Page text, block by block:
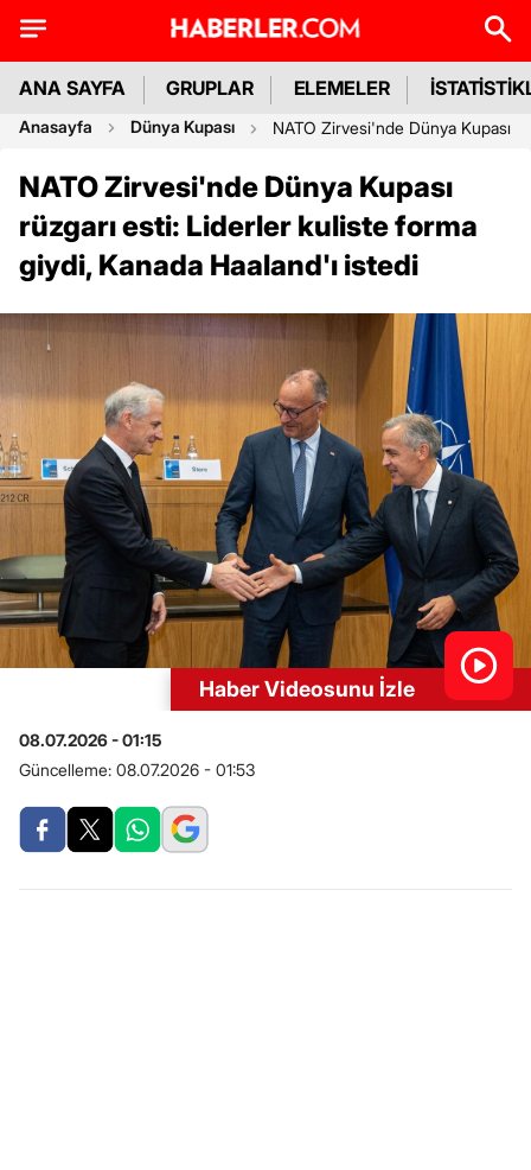
ANA SAYFA GRUPLAR ELEMELER
Anasayfa Dünya Kupası NATO Zirvesi'nde Dünya Kupası
NATO Zirvesi'nde Dünya Kupası
rüzgarı esti: Liderler kuliste forma
giydi, Kanada Haaland'ı istedi
Haber Videosunu İzle
08.07.2026 - 01:15
Güncelleme: 08.07.2026 - 01:53